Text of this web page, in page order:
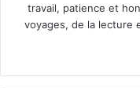
travail, patience et
voyages, de la lecture